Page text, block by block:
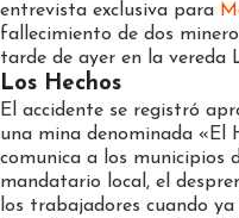
entrevista exclusiva para
fallecimiento de dos
tarde de ayer en la vereda
Los Hechos
El accidente se registró
una mina denominada «El
comunica a los municipios
mandatario local, el
los trabajadores cuando